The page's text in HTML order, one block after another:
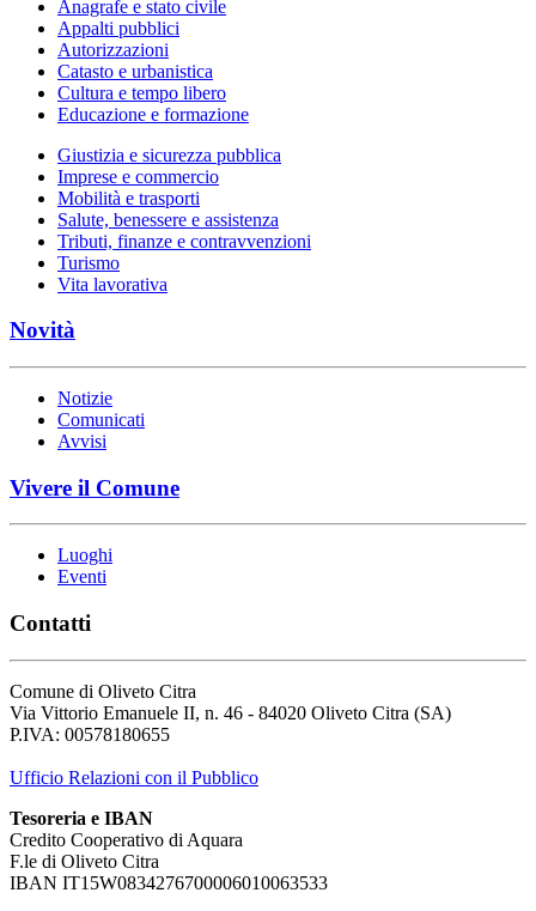
Anagrafe e stato civile
Appalti pubblici
Autorizzazioni
Catasto e urbanistica
Cultura e tempo libero
Educazione e formazione
Giustizia e sicurezza pubblica
Imprese e commercio
Mobilità e trasporti
Salute, benessere e assistenza
Tributi, finanze e contravvenzioni
Turismo
Vita lavorativa
Novità
Notizie
Comunicati
Avvisi
Vivere il Comune
Luoghi
Eventi
Contatti
Comune di Oliveto Citra
Via Vittorio Emanuele II, n. 46 - 84020 Oliveto Citra (SA)
P.IVA: 00578180655
Ufficio Relazioni con il Pubblico
Tesoreria e IBAN
Credito Cooperativo di Aquara
F.le di Oliveto Citra
IBAN IT15W0834276700006010063533